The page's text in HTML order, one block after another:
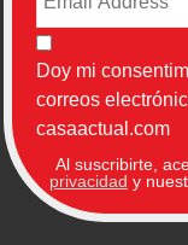
Doy mi
correos
casaactual.com
Al suscribirte,
privacidad y